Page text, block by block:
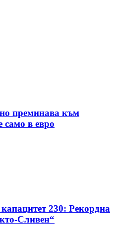
преминава към
само в евро
230: Рекордна
Сливен“